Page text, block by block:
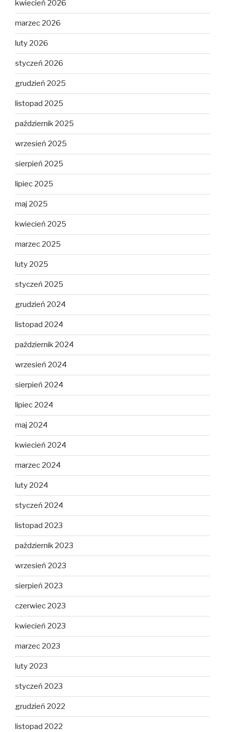
kwiecień 2026
marzec 2026
luty 2026
styczeń 2026
grudzień 2025
listopad 2025
październik 2025
wrzesień 2025
sierpień 2025
lipiec 2025
maj 2025
kwiecień 2025
marzec 2025
luty 2025
styczeń 2025
grudzień 2024
listopad 2024
październik 2024
wrzesień 2024
sierpień 2024
lipiec 2024
maj 2024
kwiecień 2024
marzec 2024
luty 2024
styczeń 2024
listopad 2023
październik 2023
wrzesień 2023
sierpień 2023
czerwiec 2023
kwiecień 2023
marzec 2023
luty 2023
styczeń 2023
grudzień 2022
listopad 2022